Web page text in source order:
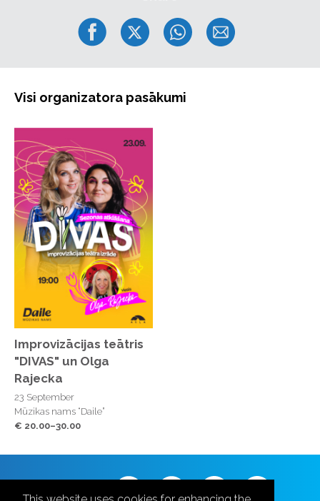
Visi organizatora pasākumi
Improvizācijas teātris
"DIVAS" un Olga
Rajecka
23 September
Mūzikas nams “Daile”
€ 20.00–30.00
Follow us